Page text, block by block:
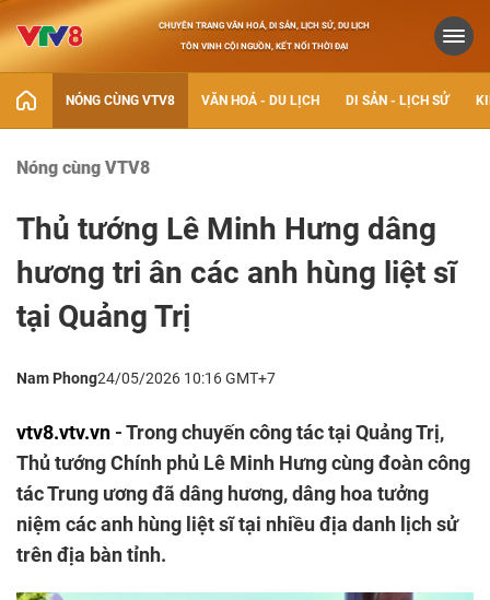
CHUYÊN TRANG VĂN HOÁ, DI SẢN, LỊCH SỬ, DU LỊCH
TÔN VINH CỘI NGUỒN, KẾT NỐI THỜI ĐẠI
NÓNG CÙNG VTV8 VĂN HOÁ - DU LỊCH DI SẢN - LỊCH SỬ
Nóng cùng VTV8
Thủ tướng Lê Minh Hưng dâng
hương tri ân các anh hùng liệt sĩ
tại Quảng Trị
Nam Phong24/05/2026 10:16 GMT+7
vtv8.vtv.vn - Trong chuyến công tác tại Quảng Trị,
Thủ tướng Chính phủ Lê Minh Hưng cùng đoàn công
tác Trung ương đã dâng hương, dâng hoa tưởng
niệm các anh hùng liệt sĩ tại nhiều địa danh lịch sử
trên địa bàn tỉnh.